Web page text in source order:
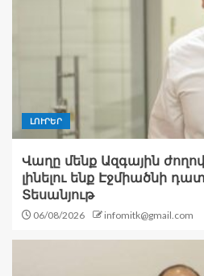
ԼՈՒՐԵՐ
Վաղը մենք Ազգային
լինելու ենք Էջմիածնի
Տեսանյութ
06/08/2026 infomitk@gmail.com